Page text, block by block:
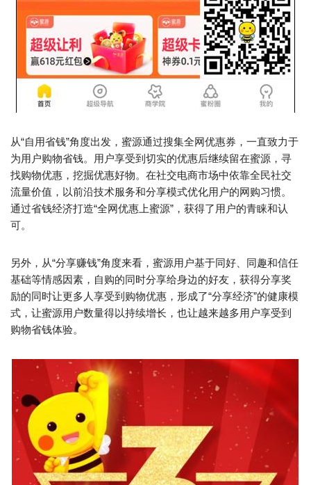
从“自用省钱”角度出发，蜜源通过搜集全网优惠券，一直致力于
为用户购物省钱。用户享受到切实的优惠后继续留在蜜源，寻
找购物优惠，挖掘优惠好物。在社交电商市场中依靠全民社交
流量价值，以前沿技术服务和分享模式优化用户的网购习惯。
通过省钱经济打造“全网优惠上蜜源”，获得了用户的青睐和认
可。
另外，从“分享赚钱”角度来看，蜜源用户基于同好、同趣和信任
基础等情感因素，自购的同时分享给身边的好友，获得分享奖
励的同时让更多人享受到购物优惠，形成了“分享经济”的健康模
式，让蜜源用户数量得以持续增长，也让越来越多用户享受到
购物省钱体验。